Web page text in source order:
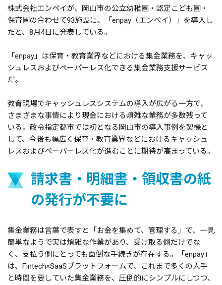
株式会社エンペイが、岡山市の公立幼稚園・認定こども園・
保育園の合わせて93施設に、「enpay（エンペイ）」を導入し
たと、8月4日に発表している。
「enpay」は保育・教育業界などにおける集金業務を、キャッ
シュレスおよびペーパーレス化できる集金業務支援サービス
だ。
教育現場でキャッシュレスシステムの導入が広がる一方で、
さまざまな事情により現金における煩雑な業務が多数残って
いる。政令指定都市では初となる岡山市の導入事例を契機と
して、今後も幅広く保育・教育業界などにおけるキャッシュ
レスおよびペーパーレス化が進むことに期待が高まっている。
請求書・明細書・領収書の紙
の発行が不要に
集金業務は言葉で表すと「お金を集めて、管理する」で、一見
簡単なようで実は煩雑な作業があり、受け取る側だけでな
く、支払う側にとっても面倒な手続きが存在する。「enpay」
は、Fintech×SaaSプラットフォームで、これまで多くの人手
と時間を要していた集金業務を、圧倒的にシンプルにしつつ、